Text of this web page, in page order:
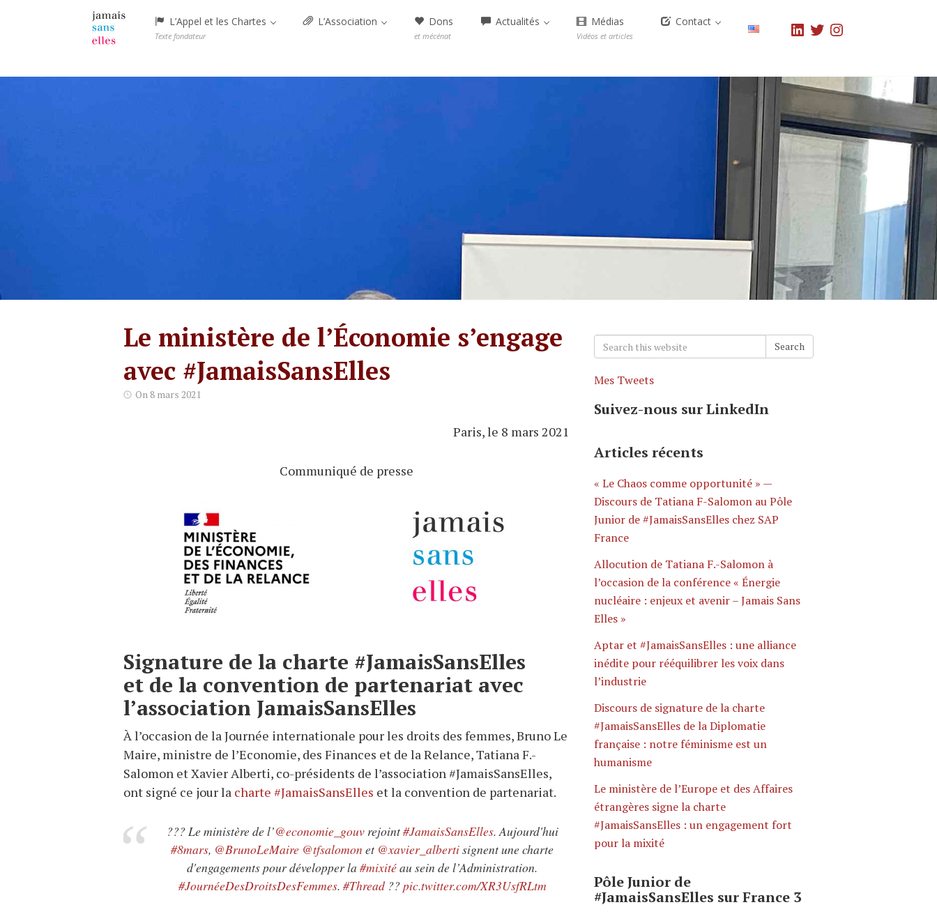
to
LinkedIn
TwitterInstagram
Menu L’Appel et les Chartes
Texte fondateur
L’Association Dons
et mécénat
Actualités Médias
Vidéos et articles
Contact
Le ministère de l’Économie s’engage
avec #JamaisSansElles
On 8 mars 2021
Paris, le 8 mars 2021
Communiqué de presse
Signature de la charte #JamaisSansElles
et de la convention de partenariat avec
l’association JamaisSansElles
À l’occasion de la Journée internationale pour les droits des femmes, Bruno Le
Maire, ministre de l’Economie, des Finances et de la Relance, Tatiana F.-
Salomon et Xavier Alberti, co-présidents de l’association #JamaisSansElles,
ont signé ce jour la charte #JamaisSansElles et la convention de partenariat.
??? Le ministère de l’@economie_gouvrejoint#JamaisSansElles. Aujourd'hui
#8mars, @BrunoLeMaire @tfsalomon et @xavier_albertisignent une charte
d'engagements pour développer la #mixitéau sein de l’Administration.
#JournéeDesDroitsDesFemmes. #Thread??pic.twitter.com/XR3UsfRLtm
Search
for:
Search
Mes Tweets
Suivez-nous sur LinkedIn
Articles récents
« Le Chaos comme opportunité » —
Discours de Tatiana F-Salomon au Pôle
Junior de #JamaisSansElles chez SAP
France
Allocution de Tatiana F.-Salomon à
l’occasion de la conférence « Énergie
nucléaire : enjeux et avenir – Jamais Sans
Elles »
Aptar et #JamaisSansElles : une alliance
inédite pour rééquilibrer les voix dans
l’industrie
Discours de signature de la charte
#JamaisSansElles de la Diplomatie
française : notre féminisme est un
humanisme
Le ministère de l’Europe et des Affaires
étrangères signe la charte
#JamaisSansElles : un engagement fort
pour la mixité
Pôle Junior de
#JamaisSansElles sur France 3